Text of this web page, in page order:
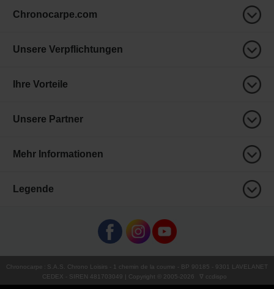
Chronocarpe.com
Unsere Verpflichtungen
Ihre Vorteile
Unsere Partner
Mehr Informationen
Legende
Chronocarpe : S.A.S. Chrono Loisirs - 1 chemin de la coume - BP 90185 - 9301 LAVELANET
CEDEX - SIREN 481703049 | Copyright © 2005-2026 ∇ ccdispo